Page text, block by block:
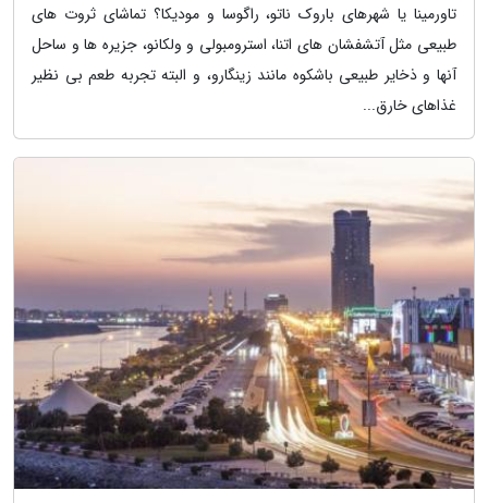
تاورمینا یا شهرهای باروک ناتو، راگوسا و مودیکا؟ تماشای ثروت های
طبیعی مثل آتشفشان های اتنا، استرومبولی و ولکانو، جزیره ها و ساحل
آنها و ذخایر طبیعی باشکوه مانند زینگارو، و البته تجربه طعم بی نظیر
غذاهای خارق...